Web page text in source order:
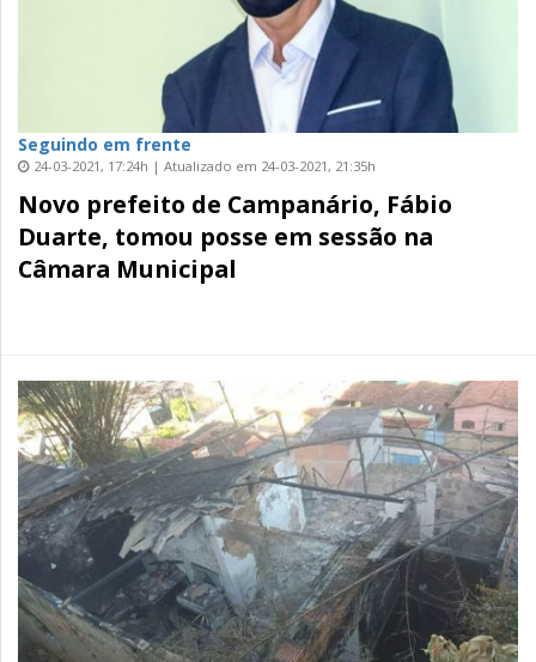
Seguindo em frente
24-03-2021, 17:24h | Atualizado em 24-03-2021, 21:35h
Novo prefeito de Campanário, Fábio
Duarte, tomou posse em sessão na
Câmara Municipal